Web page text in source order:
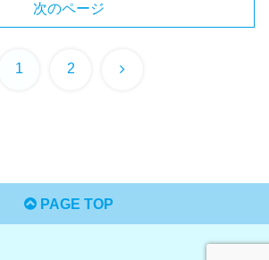
次のページ
1 2 次
PAGE TOP